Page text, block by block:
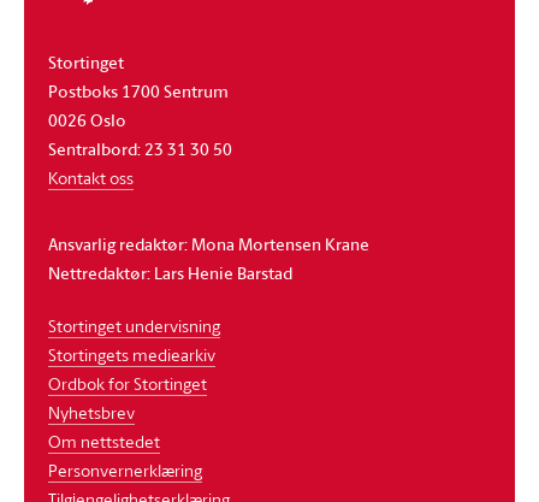
Stortinget
Postboks 1700 Sentrum
0026 Oslo
Sentralbord: 23 31 30 50
Kontakt oss
Ansvarlig redaktør: Mona Mortensen Krane
Nettredaktør: Lars Henie Barstad
Stortinget undervisning
Stortingets mediearkiv
Ordbok for Stortinget
Nyhetsbrev
Om nettstedet
Personvernerklæring